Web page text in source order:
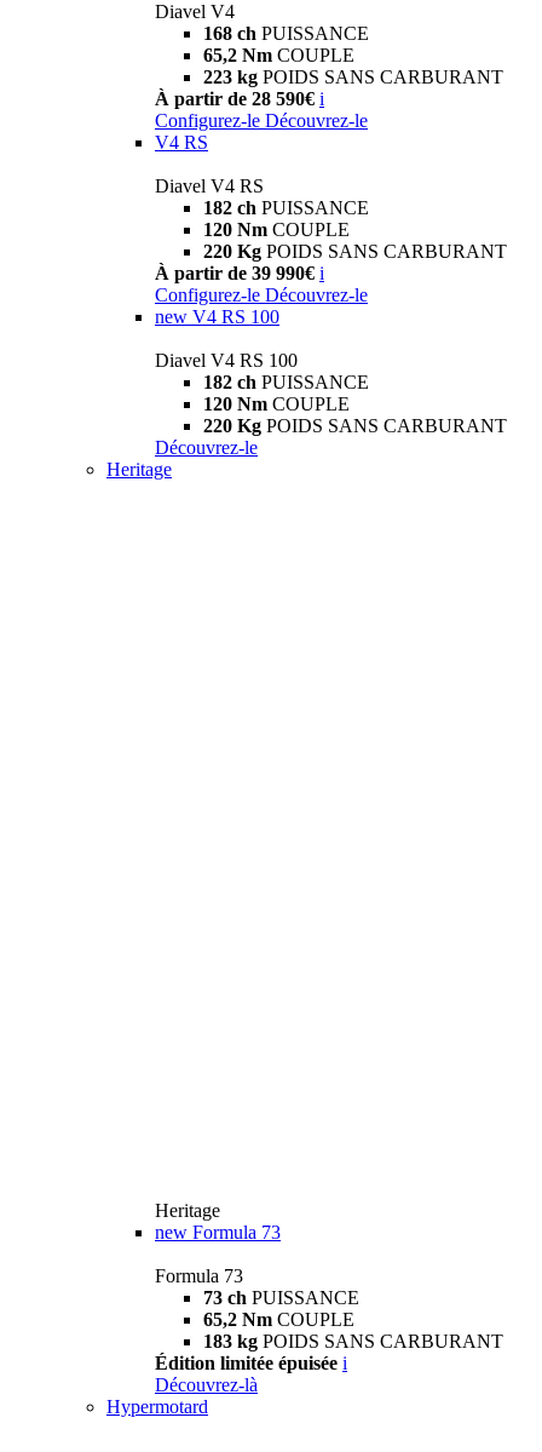
Diavel V4
168 ch PUISSANCE
65,2 Nm COUPLE
223 kg POIDS SANS CARBURANT
À partir de 28 590€ i
Configurez-le Découvrez-le
V4 RS
Diavel V4 RS
182 ch PUISSANCE
120 Nm COUPLE
220 Kg POIDS SANS CARBURANT
À partir de 39 990€ i
Configurez-le Découvrez-le
new V4 RS 100
Diavel V4 RS 100
182 ch PUISSANCE
120 Nm COUPLE
220 Kg POIDS SANS CARBURANT
Découvrez-le
Heritage
Heritage
new Formula 73
Formula 73
73 ch PUISSANCE
65,2 Nm COUPLE
183 kg POIDS SANS CARBURANT
Édition limitée épuisée i
Découvrez-là
Hypermotard